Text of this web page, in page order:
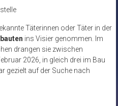
Täterinnen oder Täter in der
ins Visier genommen. Im
drangen sie zwischen
2026, in gleich drei im Bau
gezielt auf der Suche nach